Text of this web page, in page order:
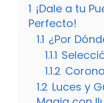
1 ¡Dale a tu
Perfecto!
1.1 ¿Por
1.1.1
1.1.2
1.2 Luces y